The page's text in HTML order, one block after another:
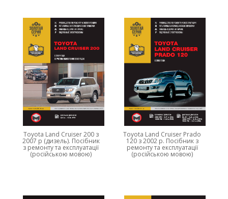
Toyota Land Cruiser 200 з
2007 р (дизель). Посібник
з ремонту та експлуатації
(російською мовою)
Toyota Land Cruiser Prado
120 з 2002 р. Посібник з
ремонту та експлуатації
(російською мовою)